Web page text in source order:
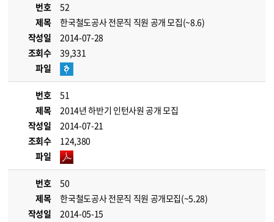
번호
52
제목
한국철도공사 전문직 직원 공개 모집(~8.6)
작성일
2014-07-28
조회수
39,331
파일
번호
51
제목
2014년 하반기 인턴사원 공개 모집
작성일
2014-07-21
조회수
124,380
파일
번호
50
제목
한국철도공사 전문직 직원 공개모집(~5.28)
작성일
2014-05-15